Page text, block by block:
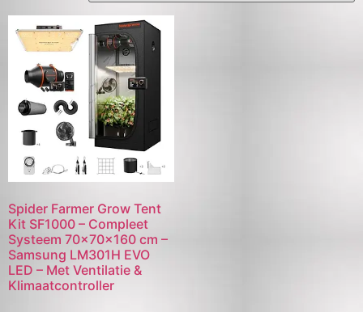
Spider Farmer Grow Tent
Kit SF1000 – Compleet
Systeem 70×70×160 cm –
Samsung LM301H EVO
LED – Met Ventilatie &
Klimaatcontroller